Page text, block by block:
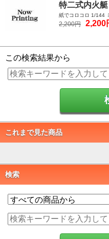
特二式内火艇
紙でコロコロ 1/144
2,200円 2,200
この検索結果から
これまで見た商品
検索